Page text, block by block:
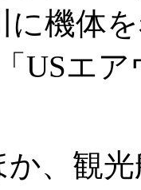
機体
USエ
、観